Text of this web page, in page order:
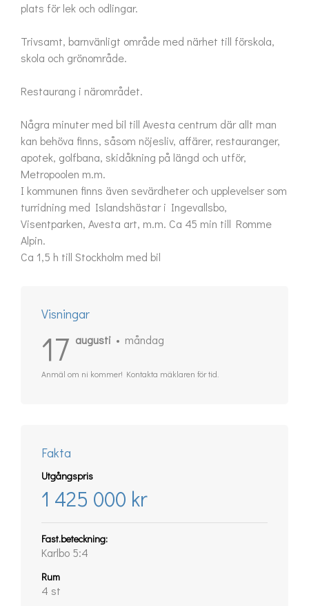
plats för lek och odlingar.
Trivsamt, barnvänligt område med närhet till förskola,
skola och grönområde.
Restaurang i närområdet.
Några minuter med bil till Avesta centrum där allt man
kan behöva finns, såsom nöjesliv, affärer, restauranger,
apotek, golfbana, skidåkning på längd och utför,
Metropoolen m.m.
I kommunen finns även sevärdheter och upplevelser som
turridning med Islandshästar i Ingevallsbo,
Visentparken, Avesta art, m.m. Ca 45 min till Romme
Alpin.
Ca 1,5 h till Stockholm med bil
Visningar
17 augusti måndag
Anmäl om ni kommer! Kontakta mäklaren för tid.
Fakta
Utgångspris
1 425 000 kr
Fast.beteckning:
Karlbo 5:4
Rum
4 st